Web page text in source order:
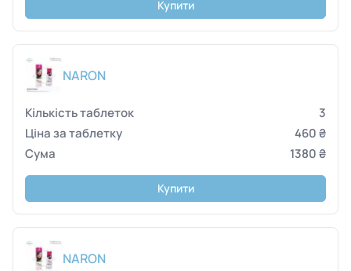
Купити
NARON
3
460 ₴
1380 ₴
Купити
NARON